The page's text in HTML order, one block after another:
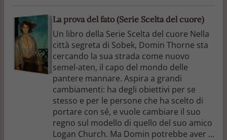
La prova del fato (Serie Scelta del cuore)
Un libro della Serie Scelta del cuore Nella
città segreta di Sobek, Domin Thorne sta
cercando la sua strada come nuovo
semel-aten, il capo del mondo delle
pantere mannare. Aspira a grandi
cambiamenti: ha degli obiettivi per se
stesso e per le persone che ha scelto di
portare con sé, e vuole cambiare il suo
regno sul modello di quello del suo amico
Logan Church. Ma Domin potrebbe aver ...